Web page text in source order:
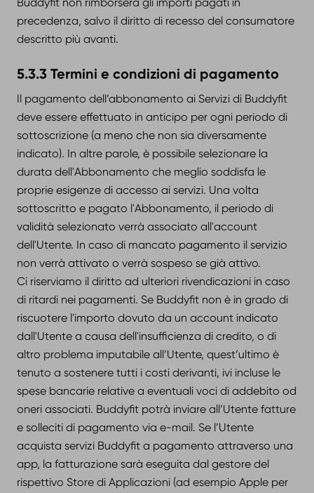
precedenza, salvo il diritto di recesso del consumatore
descritto più avanti.
5.3.3 Termini e condizioni di pagamento
Il pagamento dell’abbonamento ai Servizi di Buddyfit
deve essere effettuato in anticipo per ogni periodo di
sottoscrizione (a meno che non sia diversamente
indicato). In altre parole, è possibile selezionare la
durata dell'Abbonamento che meglio soddisfa le
proprie esigenze di accesso ai servizi. Una volta
sottoscritto e pagato l'Abbonamento, il periodo di
validità selezionato verrà associato all'account
dell'Utente. In caso di mancato pagamento il servizio
non verrà attivato o verrà sospeso se già attivo.
Ci riserviamo il diritto ad ulteriori rivendicazioni in caso
di ritardi nei pagamenti. Se Buddyfit non è in grado di
riscuotere l'importo dovuto da un account indicato
dall'Utente a causa dell'insufficienza di credito, o di
altro problema imputabile all’Utente, quest’ultimo è
tenuto a sostenere tutti i costi derivanti, ivi incluse le
spese bancarie relative a eventuali voci di addebito od
oneri associati. Buddyfit potrà inviare all’Utente fatture
e solleciti di pagamento via e-mail. Se l’Utente
acquista servizi Buddyfit a pagamento attraverso una
app, la fatturazione sarà eseguita dal gestore del
rispettivo Store di Applicazioni (ad esempio Apple per